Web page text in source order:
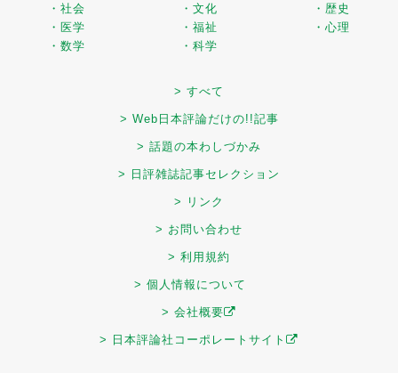
・社会
・文化
・歴史
・医学
・福祉
・心理
・数学
・科学
> すべて
> Web日本評論だけの!!記事
> 話題の本わしづかみ
> 日評雑誌記事セレクション
> リンク
> お問い合わせ
> 利用規約
> 個人情報について
> 会社概要
> 日本評論社コーポレートサイト